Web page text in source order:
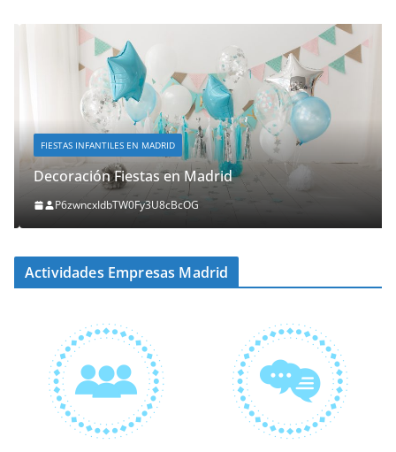
FIESTAS INFANTILES EN MADRID
Decoración Fiestas en Madrid
P6zwncxIdbTW0Fy3U8cBcOG
Actividades Empresas Madrid